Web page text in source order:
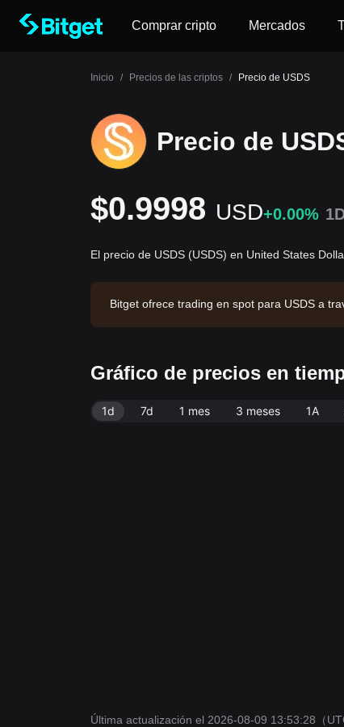
Comprar cripto Mercados
Inicio / Precios de las criptos / Precio de USDS
Precio de
$0.9998 USD+0.00%
El precio de USDS (USDS) en United States
Bitget ofrece trading en spot para USDS a
Gráfico de precios en
1d 7d 1 mes 3 meses 1A
Última actualización el 2026-08-09 13:53:28 （